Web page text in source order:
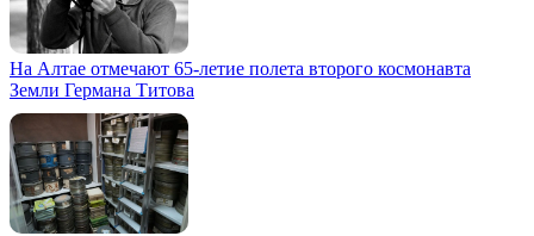
На Алтае отмечают 65-летие полета второго космонавта
Земли Германа Титова